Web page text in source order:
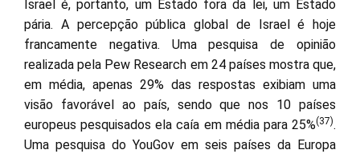
Israel é, portanto, um Estado fora da lei, um Estado
pária. A percepção pública global de Israel é hoje
francamente negativa. Uma pesquisa de opinião
realizada pela Pew Research em 24 países mostra que,
em média, apenas 29% das respostas exibiam uma
visão favorável ao país, sendo que nos 10 países
europeus pesquisados ela caía em média para 25%(37).
Uma pesquisa do YouGov em seis países da Europa